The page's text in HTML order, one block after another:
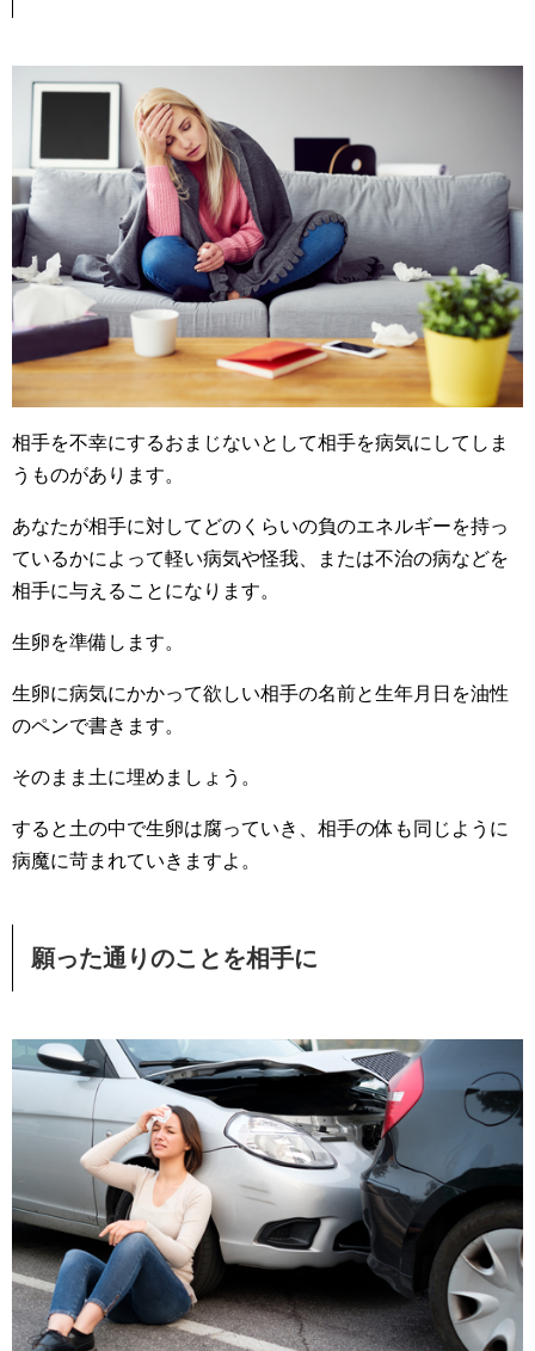
相手を不幸にするおまじないとして相手を病気にしてしま
うものがあります。
あなたが相手に対してどのくらいの負のエネルギーを持っ
ているかによって軽い病気や怪我、または不治の病などを
相手に与えることになります。
生卵を準備します。
生卵に病気にかかって欲しい相手の名前と生年月日を油性
のペンで書きます。
そのまま土に埋めましょう。
すると土の中で生卵は腐っていき、相手の体も同じように
病魔に苛まれていきますよ。
願った通りのことを相手に